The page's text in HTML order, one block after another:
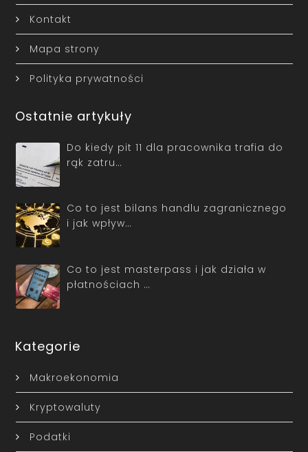
Kontakt
Mapa strony
Polityka prywatności
Ostatnie artykuły
Do kiedy pit 11 dla pracownika trafia do
rąk zatru…
Co to jest bilans handlu zagranicznego
i jak wpływ…
Co to jest masterpass i jak działa w
płatnościach …
Kategorie
Makroekonomia
Kryptowaluty
Podatki